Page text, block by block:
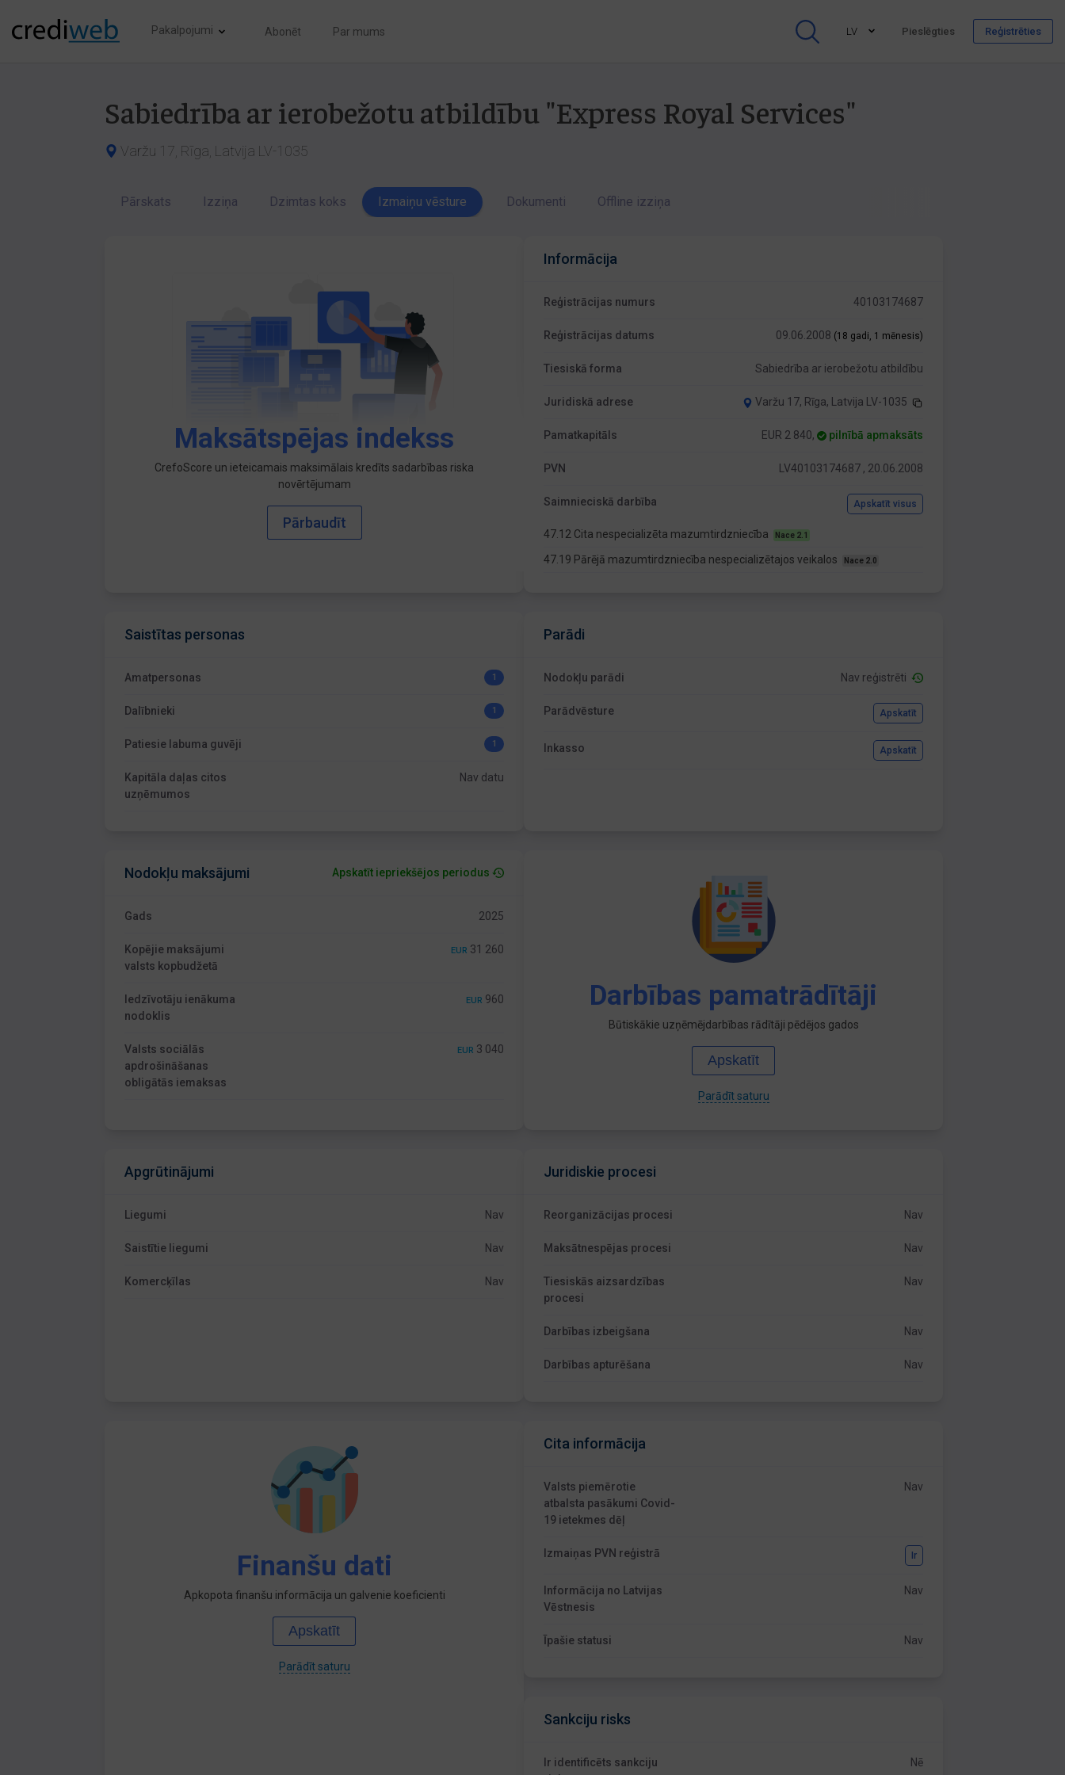
Pakalpojumi Abonēt Par mums LV Pieslēgties Reģistrēties
Sabiedrība ar ierobežotu atbildību "Express Royal Services"
Varžu 17, Rīga, Latvija LV-1035
Pārskats Izziņa Dzimtas koks Izmaiņu vēsture Dokumenti Offline izziņa
Maksātspējas indekss
CrefoScore un ieteicamais maksimālais kredīts sadarbības riska
novērtējumam
Pārbaudīt
Informācija
Reģistrācijas numurs 40103174687
Reģistrācijas datums 09.06.2008 (18 gadi, 1 mēnesis)
Tiesiskā forma Sabiedrība ar ierobežotu atbildību
Juridiskā adrese Varžu 17, Rīga, Latvija LV-1035
Pamatkapitāls EUR 2 840, pilnībā apmaksāts
PVN LV40103174687 , 20.06.2008
Saimnieciskā darbība Apskatīt visus
47.12 Cita nespecializēta mazumtirdzniecība Nace 2.1
47.19 Pārējā mazumtirdzniecība nespecializētajos veikalos Nace 2.0
Saistītas personas
Amatpersonas 1
Dalībnieki 1
Patiesie labuma guvēji 1
Kapitāla daļas citos
uzņēmumos
Nav datu
Parādi
Nodokļu parādi Nav reģistrēti
Parādvēsture Apskatīt
Inkasso Apskatīt
Nodokļu maksājumi Apskatīt iepriekšējos periodus
Gads 2025
Kopējie maksājumi
valsts kopbudžetā
EUR 31 260
Iedzīvotāju ienākuma
nodoklis
EUR 960
Valsts sociālās
apdrošināšanas
obligātās iemaksas
EUR 3 040
Darbības pamatrādītāji
Būtiskākie uzņēmējdarbības rādītāji pēdējos gados
Apskatīt
Parādīt saturu
Apgrūtinājumi
Liegumi Nav
Saistītie liegumi Nav
Komercķīlas Nav
Juridiskie procesi
Reorganizācijas procesi Nav
Maksātnespējas procesi Nav
Tiesiskās aizsardzības
procesi
Nav
Darbības izbeigšana Nav
Darbības apturēšana Nav
Finanšu dati
Apkopota finanšu informācija un galvenie koeficienti
Apskatīt
Parādīt saturu
Cita informācija
Valsts piemērotie
atbalsta pasākumi Covid-
19 ietekmes dēļ
Nav
Izmaiņas PVN reģistrā Ir
Informācija no Latvijas
Vēstnesis
Nav
Īpašie statusi Nav
Sankciju risks
Ir identificēts sankciju
Nē